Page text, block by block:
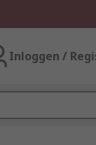
Inloggen /